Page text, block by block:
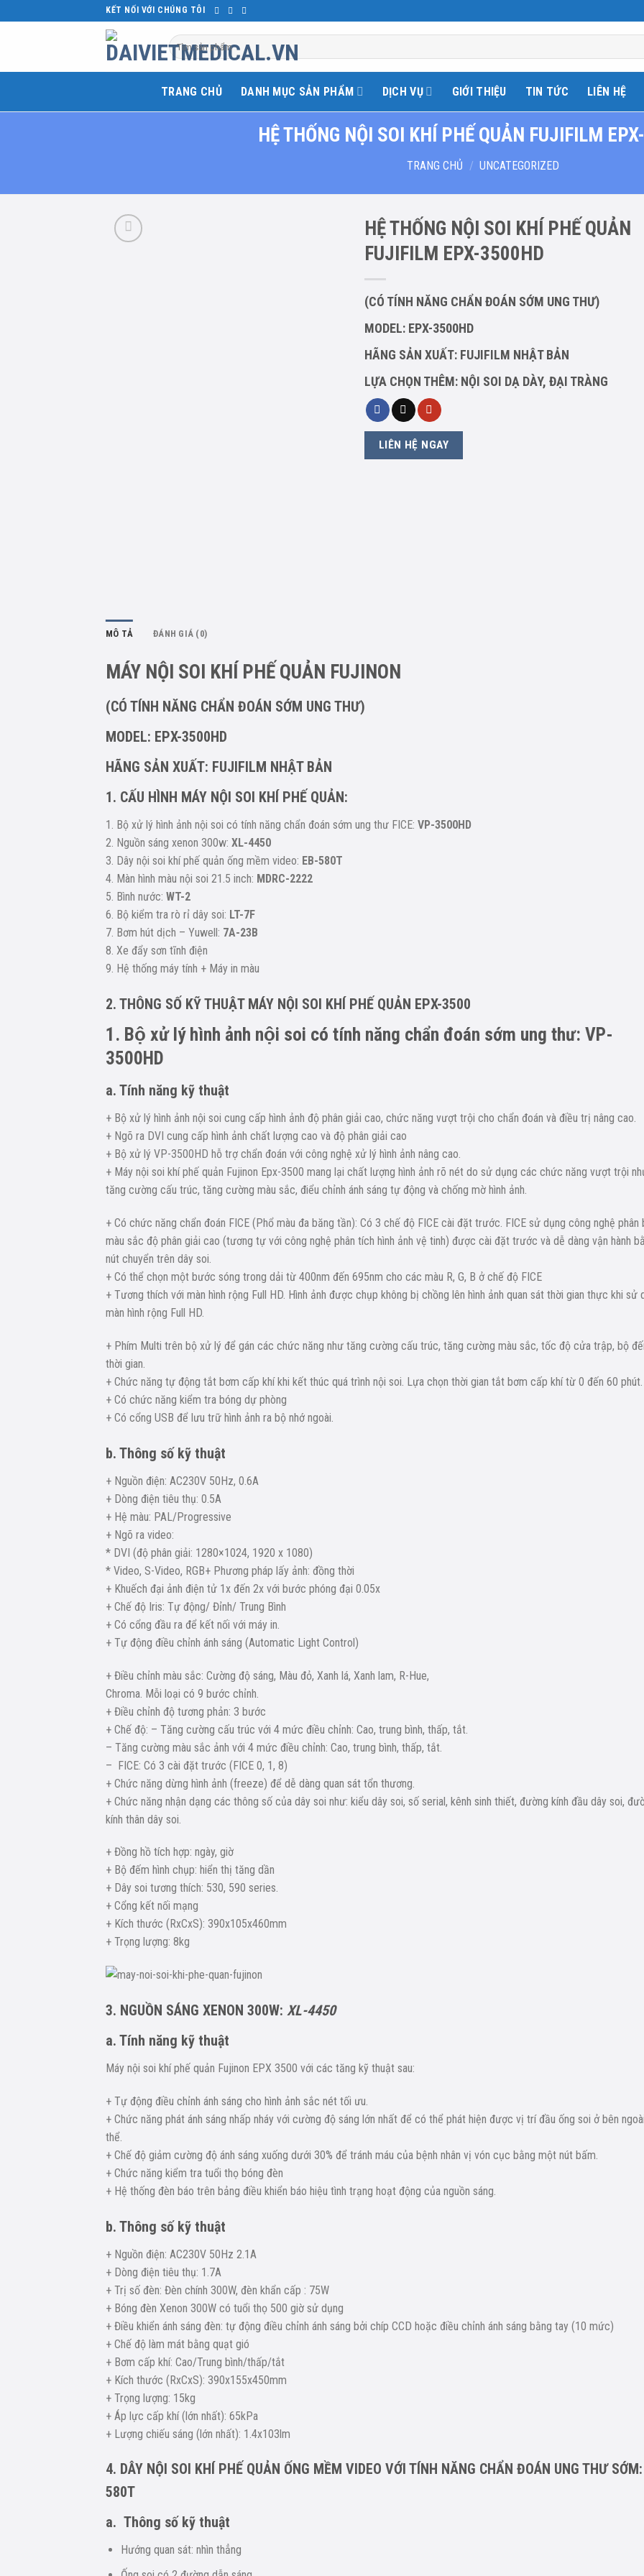
to
KẾT NỐI VỚI CHÚNG TÔI
Tìm
kiếm:
TRANG CHỦ DANH MỤC SẢN PHẨM DỊCH VỤ GIỚI THIỆU TIN TỨC LIÊN HỆ
HỆ THỐNG NỘI SOI KHÍ PHẾ QUẢN FUJIFILM
TRANG CHỦ / UNCATEGORIZED
HỆ THỐNG NỘI SOI KHÍ PHẾ QUẢN
FUJIFILM EPX-3500HD
(CÓ TÍNH NĂNG CHẨN ĐOÁN SỚM UNG THƯ)
MODEL: EPX-3500HD
HÃNG SẢN XUẤT: FUJIFILM NHẬT BẢN
LỰA CHỌN THÊM: NỘI SOI DẠ DÀY, ĐẠI TRÀNG
LIÊN HỆ NGAY
MÔ TẢ ĐÁNH GIÁ (0)
MÁY NỘI SOI KHÍ PHẾ QUẢN FUJINON
(CÓ TÍNH NĂNG CHẨN ĐOÁN SỚM UNG THƯ)
MODEL: EPX-3500HD
HÃNG SẢN XUẤT: FUJIFILM NHẬT BẢN
1. CẤU HÌNH MÁY NỘI SOI KHÍ PHẾ QUẢN:
1. Bộ xử lý hình ảnh nội soi có tính năng chẩn đoán sớm ung thư FICE: VP-3500HD
2. Nguồn sáng xenon 300w: XL-4450
3. Dây nội soi khí phế quản ống mềm video: EB-580T
4. Màn hình màu nội soi 21.5 inch: MDRC-2222
5. Bình nước: WT-2
6. Bộ kiểm tra rò rỉ dây soi: LT-7F
7. Bơm hút dịch – Yuwell: 7A-23B
8. Xe đẩy sơn tĩnh điện
9. Hệ thống máy tính + Máy in màu
2. THÔNG SỐ KỸ THUẬT MÁY NỘI SOI KHÍ PHẾ QUẢN EPX-3500
1. Bộ xử lý hình ảnh nội soi có tính năng chẩn đoán sớm ung thư: VP-
3500HD
a. Tính năng kỹ thuật
+ Bộ xử lý hình ảnh nội soi cung cấp hình ảnh độ phân giải cao, chức năng vượt trội cho chẩn đoán và điều trị nâng cao.
+ Ngõ ra DVI cung cấp hình ảnh chất lượng cao và độ phân giải cao
+ Bộ xử lý VP-3500HD hỗ trợ chẩn đoán với công nghệ xử lý hình ảnh nâng cao.
+ Máy nội soi khí phế quản Fujinon Epx-3500 mang lại chất lượng hình ảnh rõ nét do sử dụng các chức năng vượt trội
tăng cường cấu trúc, tăng cường màu sắc, điểu chỉnh ánh sáng tự động và chống mờ hình ảnh.
+ Có chức năng chẩn đoán FICE (Phổ màu đa băng tần): Có 3 chế độ FICE cài đặt trước. FICE sử dụng công nghệ phân
màu sắc độ phân giải cao (tương tự với công nghệ phân tích hình ảnh vệ tinh) được cài đặt trước và dễ dàng vận hành
nút chuyển trên dây soi.
+ Có thể chọn một bước sóng trong dải từ 400nm đến 695nm cho các màu R, G, B ở chế độ FICE
+ Tương thích với màn hình rộng Full HD. Hình ảnh được chụp không bị chồng lên hình ảnh quan sát thời gian thực khi sử
màn hình rộng Full HD.
+ Phím Multi trên bộ xử lý để gán các chức năng như tăng cường cấu trúc, tăng cường màu sắc, tốc độ cửa trập, bộ
thời gian.
+ Chức năng tự động tắt bơm cấp khí khi kết thúc quá trình nội soi. Lựa chọn thời gian tắt bơm cấp khí từ 0 đến 60 phút.
+ Có chức năng kiểm tra bóng dự phòng
+ Có cổng USB để lưu trữ hình ảnh ra bộ nhớ ngoài.
b. Thông số kỹ thuật
+ Nguồn điện: AC230V 50Hz, 0.6A
+ Dòng điện tiêu thụ: 0.5A
+ Hệ màu: PAL/Progressive
+ Ngõ ra video:
* DVI (độ phân giải: 1280×1024, 1920 x 1080)
* Video, S-Video, RGB+ Phương pháp lấy ảnh: đồng thời
+ Khuếch đại ảnh điện tử 1x đến 2x với bước phóng đại 0.05x
+ Chế độ Iris: Tự động/ Đỉnh/ Trung Bình
+ Có cổng đầu ra để kết nối với máy in.
+ Tự động điều chỉnh ánh sáng (Automatic Light Control)
+ Điều chỉnh màu sắc: Cường độ sáng, Màu đỏ, Xanh lá, Xanh lam, R-Hue,
Chroma. Mỗi loại có 9 bước chỉnh.
+ Điều chỉnh độ tương phản: 3 bước
+ Chế độ: – Tăng cường cấu trúc với 4 mức điều chỉnh: Cao, trung bình, thấp, tắt.
– Tăng cường màu sắc ảnh với 4 mức điều chỉnh: Cao, trung bình, thấp, tắt.
– FICE: Có 3 cài đặt trước (FICE 0, 1, 8)
+ Chức năng dừng hình ảnh (freeze) để dễ dàng quan sát tổn thương.
+ Chức năng nhận dạng các thông số của dây soi như: kiểu dây soi, số serial, kênh sinh thiết, đường kính đầu dây soi,
kính thân dây soi.
+ Đồng hồ tích hợp: ngày, giờ
+ Bộ đếm hình chụp: hiển thị tăng dần
+ Dây soi tương thích: 530, 590 series.
+ Cổng kết nối mạng
+ Kích thước (RxCxS): 390x105x460mm
+ Trọng lượng: 8kg
3. NGUỒN SÁNG XENON 300W: XL-4450
a. Tính năng kỹ thuật
Máy nội soi khí phế quản Fujinon EPX 3500 với các tăng kỹ thuật sau:
+ Tự động điều chỉnh ánh sáng cho hình ảnh sắc nét tối ưu.
+ Chức năng phát ánh sáng nhấp nháy với cường độ sáng lớn nhất để có thể phát hiện được vị trí đầu ống soi ở bên
thể.
+ Chế độ giảm cường độ ánh sáng xuống dưới 30% để tránh máu của bệnh nhân vị vón cục bằng một nút bấm.
+ Chức năng kiểm tra tuổi thọ bóng đèn
+ Hệ thống đèn báo trên bảng điều khiển báo hiệu tình trạng hoạt động của nguồn sáng.
b. Thông số kỹ thuật
+ Nguồn điện: AC230V 50Hz 2.1A
+ Dòng điện tiêu thụ: 1.7A
+ Trị số đèn: Đèn chính 300W, đèn khẩn cấp : 75W
+ Bóng đèn Xenon 300W có tuổi thọ 500 giờ sử dụng
+ Điều khiển ánh sáng đèn: tự động điều chỉnh ánh sáng bởi chíp CCD hoặc điều chỉnh ánh sáng bằng tay (10 mức)
+ Chế độ làm mát bằng quạt gió
+ Bơm cấp khí: Cao/Trung bình/thấp/tắt
+ Kích thước (RxCxS): 390x155x450mm
+ Trọng lượng: 15kg
+ Áp lực cấp khí (lớn nhất): 65kPa
+ Lượng chiếu sáng (lớn nhất): 1.4x103lm
4. DÂY NỘI SOI KHÍ PHẾ QUẢN ỐNG MỀM VIDEO VỚI TÍNH NĂNG CHẨN ĐOÁN UNG THƯ
580T
a. Thông số kỹ thuật
Hướng quan sát: nhìn thẳng